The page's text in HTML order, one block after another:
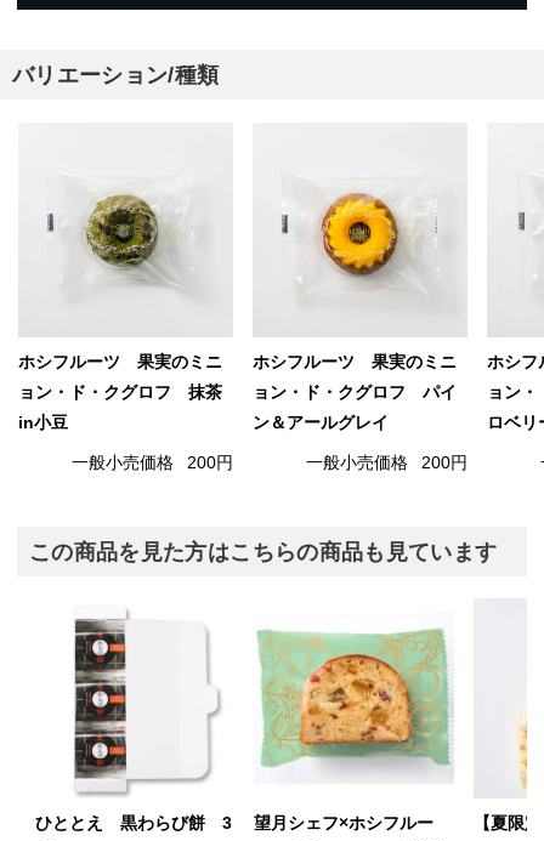
バリエーション/種類
ホシフルーツ 果実のミニ
ョン・ド・クグロフ 抹茶
in小豆
一般小売価格 200円
ホシフルーツ 果実のミニ
ョン・ド・クグロフ パイ
ン＆アールグレイ
一般小売価格 200円
ホシ
ョン
ロベ
この商品を見た方はこちらの商品も見ています
ひととえ 黒わらび餅 3
望月シェフ×ホシフルー
【夏限